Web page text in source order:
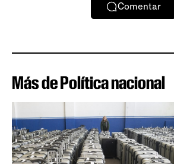
Comentar
Más de Política nacional